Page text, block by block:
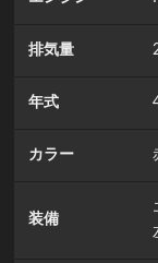
排気量
年式
カラー
装備